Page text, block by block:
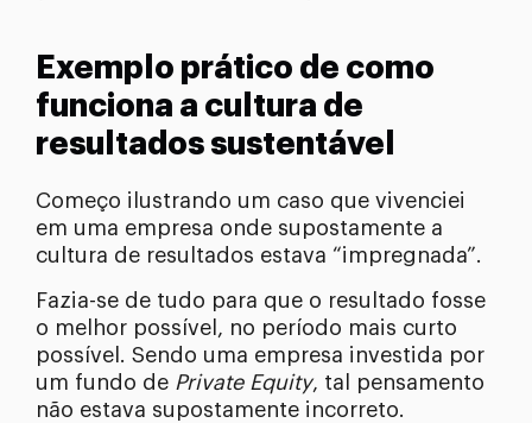
Exemplo prático de como
funciona a cultura de
resultados sustentável
Começo ilustrando um caso que vivenciei
em uma empresa onde supostamente a
cultura de resultados estava “impregnada”.
Fazia-se de tudo para que o resultado fosse
o melhor possível, no período mais curto
possível. Sendo uma empresa investida por
um fundo de Private Equity, tal pensamento
não estava supostamente incorreto.